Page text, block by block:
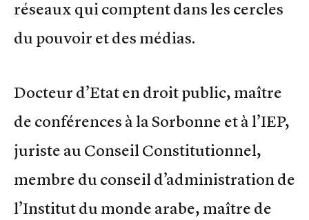
réseaux qui comptent dans les cercles
du pouvoir et des médias.
Docteur d’Etat en droit public, maître
de conférences à la Sorbonne et à l’IEP,
juriste au Conseil Constitutionnel,
membre du conseil d’administration de
l’Institut du monde arabe, maître de